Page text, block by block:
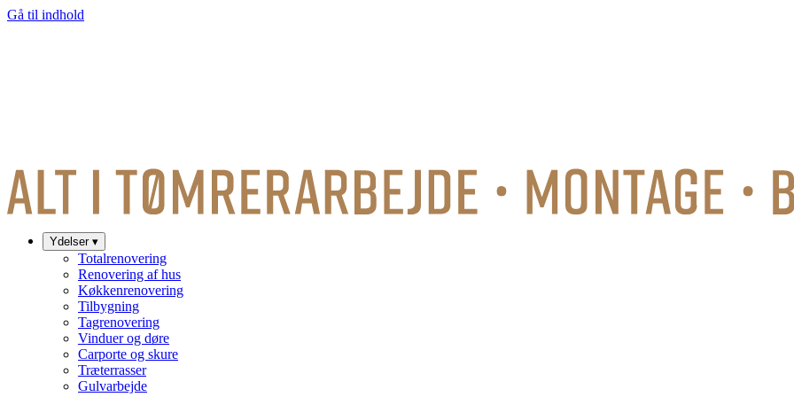
Gå til indhold
Ydelser ▾
Totalrenovering
Renovering af hus
Køkkenrenovering
Tilbygning
Tagrenovering
Vinduer og døre
Carporte og skure
Træterrasser
Gulvarbejde